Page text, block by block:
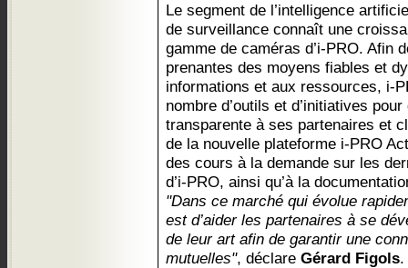
Le segment de l’intelligence
de surveillance connaît une
gamme de caméras d’i-PRO. Afin
prenantes des moyens fiables et
informations et aux ressources, i-
nombre d’outils et d’initiatives
transparente à ses partenaires et
de la nouvelle plateforme i-PRO
des cours à la demande sur les
d’i-PRO, ainsi qu’à la
"Dans ce marché qui évolue
est d’aider les partenaires à se
de leur art afin de garantir une
mutuelles", déclare Gérard Figols.